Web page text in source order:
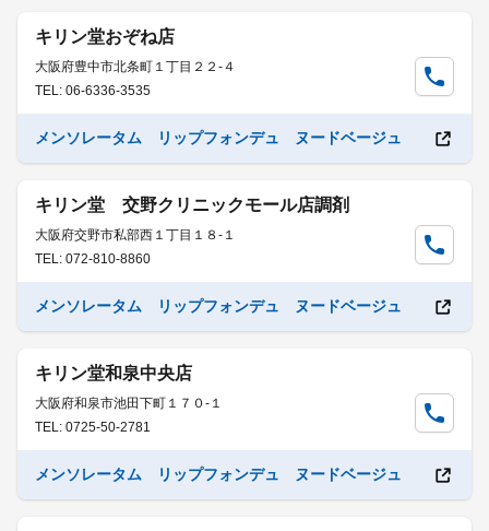
キリン堂おぞね店
大阪府豊中市北条町１丁目２２-４
TEL: 06-6336-3535
メンソレータム リップフォンデュ ヌードベージュ
キリン堂 交野クリニックモール店調剤
大阪府交野市私部西１丁目１８-１
TEL: 072-810-8860
メンソレータム リップフォンデュ ヌードベージュ
キリン堂和泉中央店
大阪府和泉市池田下町１７０-１
TEL: 0725-50-2781
メンソレータム リップフォンデュ ヌードベージュ